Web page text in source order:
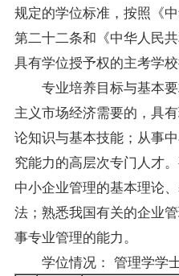
规定的学位标准，按照《
第二十二条和《中华人民
具有学位授予权的主考学校
专业培养目标与基本
主义市场经济需要的，具
论知识与基本技能；从事
究能力的高层次专门人才
中小企业管理的基本理论
法；熟悉我国有关的企业
事专业管理的能力。
学位情况： 管理学学士